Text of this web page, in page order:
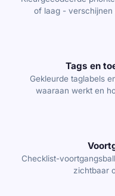
of laag - verschijnen
Tags en
Gekleurde taglabels
waaraan werkt en
Checklist-
zichtbaar